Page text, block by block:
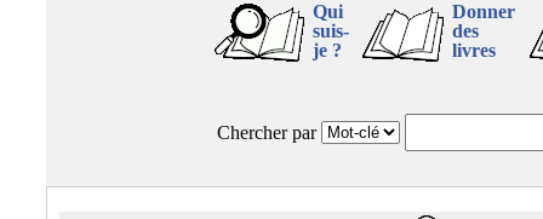
Qui
suis-
je ?
Donner
des
livres
Chercher par